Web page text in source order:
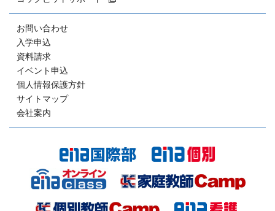
お問い合わせ
入学申込
資料請求
イベント申込
個人情報保護方針
サイトマップ
会社案内